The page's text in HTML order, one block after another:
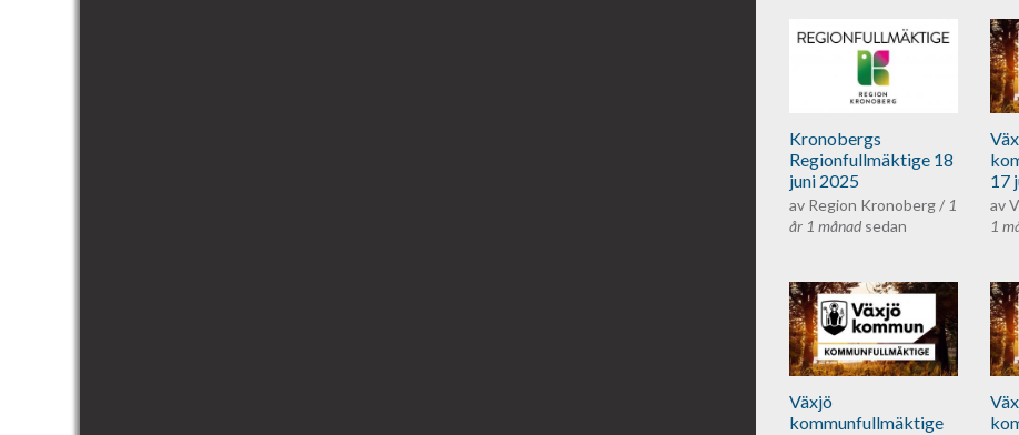
Kronobergs
Kronobergs
Regionfullmäktige 18
juni 2025
av Region Kronoberg/ 1
år 1 månad sedan
17
av
1
Växjös
Växjö
kommunfullmäktige